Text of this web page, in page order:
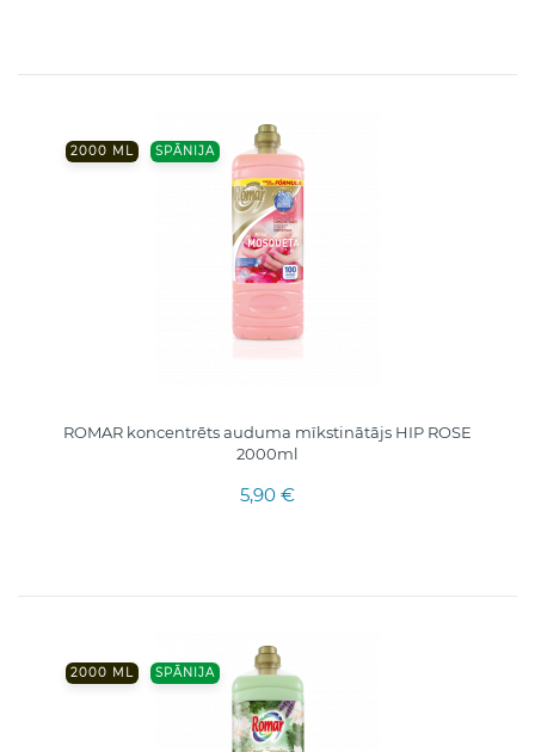
2000 ML SPĀNIJA
ROMAR koncentrēts auduma mīkstinātājs HIP ROSE
2000ml
5,90 €
2000 ML SPĀNIJA